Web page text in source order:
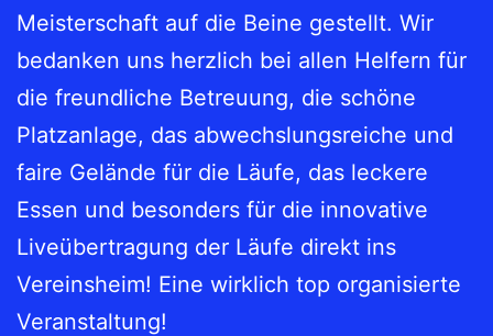
Meisterschaft auf die Beine gestellt. Wir
bedanken uns herzlich bei allen Helfern für
die freundliche Betreuung, die schöne
Platzanlage, das abwechslungsreiche und
faire Gelände für die Läufe, das leckere
Essen und besonders für die innovative
Liveübertragung der Läufe direkt ins
Vereinsheim! Eine wirklich top organisierte
Veranstaltung!